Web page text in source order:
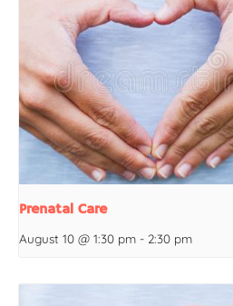
Prenatal Care
August 10 @ 1:30 pm - 2:30 pm